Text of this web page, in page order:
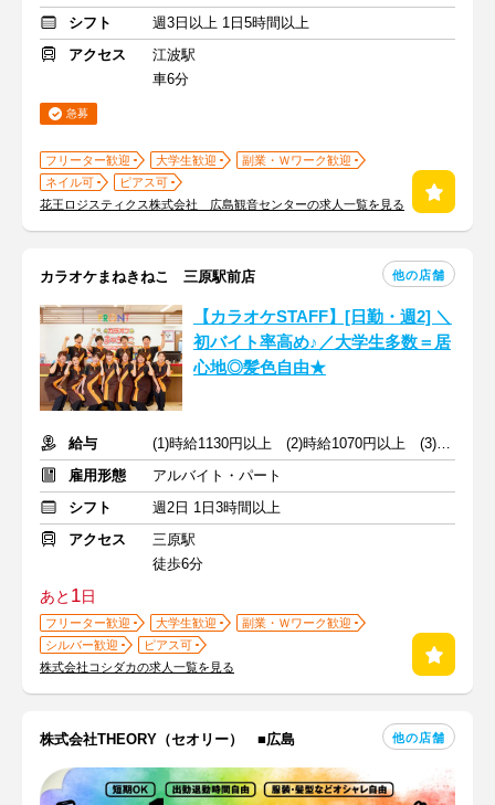
シフト
週3日以上 1日5時間以上
アクセス
江波駅
車6分
急募
フリーター歓迎 大学生歓迎
副業・Ｗワーク歓迎
ネイル可
ピアス可
花王ロジスティクス株式会社 広島観音センターの求人一覧を見る
カラオケまねきねこ 三原駅前店 他の店舗
【カラオケSTAFF】[日勤・週2] ＼
初バイト率高め♪／大学生多数＝居
心地◎髪色自由★
給与
(1)時給1130円以上 (2)時給1070円以上 (3)時給1080円以上
雇用形態
アルバイト・パート
シフト
週2日 1日3時間以上
アクセス
三原駅
徒歩6分
あと 1日
フリーター歓迎 大学生歓迎
副業・Ｗワーク歓迎
シルバー歓迎
ピアス可
株式会社コシダカの求人一覧を見る
株式会社THEORY（セオリー） ■広島 他の店舗